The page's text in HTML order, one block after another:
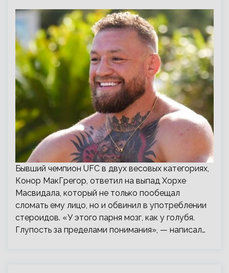
Бывший чемпион UFC в двух весовых категориях,
Конор МакГрегор, ответил на выпад Хорхе
Масвидала, который не только пообещал
сломать ему лицо, но и обвинил в употреблении
стероидов. «У этого парня мозг, как у голубя.
Глупость за пределами понимания», — написал…